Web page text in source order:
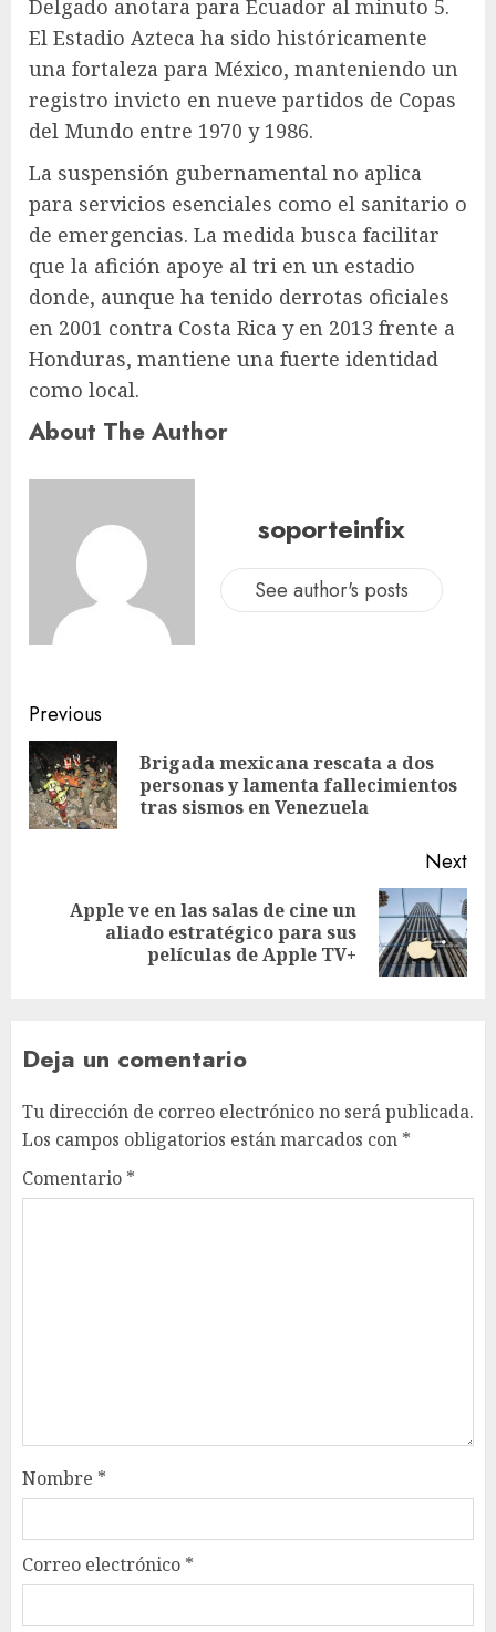
Delgado anotara para Ecuador al minuto 5.
El Estadio Azteca ha sido históricamente
una fortaleza para México, manteniendo un
registro invicto en nueve partidos de Copas
del Mundo entre 1970 y 1986.
La suspensión gubernamental no aplica
para servicios esenciales como el sanitario o
de emergencias. La medida busca facilitar
que la afición apoye al tri en un estadio
donde, aunque ha tenido derrotas oficiales
en 2001 contra Costa Rica y en 2013 frente a
Honduras, mantiene una fuerte identidad
como local.
About The Author
soporteinfix
See author's posts
Previous
Brigada mexicana rescata a dos
personas y lamenta fallecimientos
tras sismos en Venezuela
Next
Apple ve en las salas de cine un
aliado estratégico para sus
películas de Apple TV+
Deja un comentario
Tu dirección de correo electrónico no será publicada.
Los campos obligatorios están marcados con *
Comentario *
Nombre *
Correo electrónico *